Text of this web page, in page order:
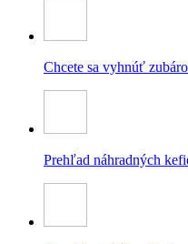
Chcete sa vyhnúť
Prehľad náhradných